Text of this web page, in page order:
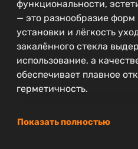
функциональности,
— это разнообразие форм
установки и лёгкость
закалённого стекла
использование, а
обеспечивает плавное
герметичность.
Показать полностью